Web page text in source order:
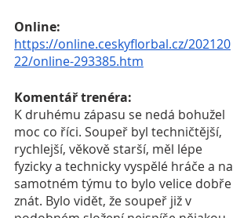
Online:
https://online.ceskyflorbal.cz/202120
22/online-293385.htm
Komentář trenéra:
K druhému zápasu se nedá bohužel
moc co říci. Soupeř byl techničtější,
rychlejší, věkově starší, měl lépe
fyzicky a technicky vyspělé hráče a na
samotném týmu to bylo velice dobře
znát. Bylo vidět, že soupeř již v